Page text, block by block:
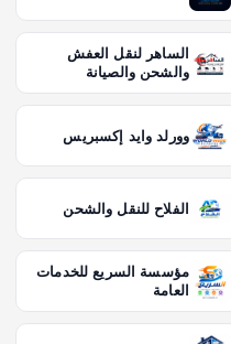
الساهر لنقل العفش
والشحن والصيانة
وورلد وايد إكسبريس
الفلاح للنقل والشحن
مؤسسة السريع للخدمات
العامة